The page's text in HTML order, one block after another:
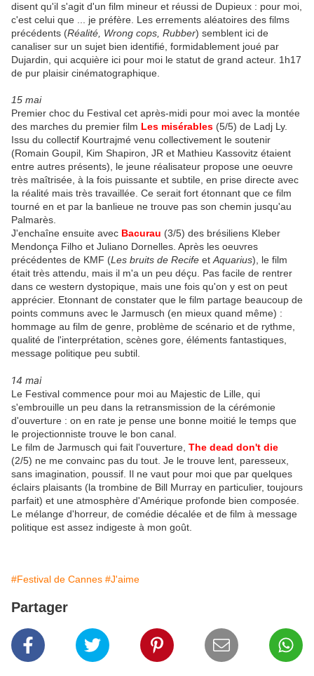
disent qu'il s'agit d'un film mineur et réussi de Dupieux : pour moi,
c'est celui que ... je préfère. Les errements aléatoires des films
précédents (Réalité, Wrong cops, Rubber) semblent ici de
canaliser sur un sujet bien identifié, formidablement joué par
Dujardin, qui acquière ici pour moi le statut de grand acteur. 1h17
de pur plaisir cinématographique.
15 mai
Premier choc du Festival cet après-midi pour moi avec la montée
des marches du premier film Les misérables (5/5) de Ladj Ly.
Issu du collectif Kourtrajmé venu collectivement le soutenir
(Romain Goupil, Kim Shapiron, JR et Mathieu Kassovitz étaient
entre autres présents), le jeune réalisateur propose une oeuvre
très maîtrisée, à la fois puissante et subtile, en prise directe avec
la réalité mais très travaillée. Ce serait fort étonnant que ce film
tourné en et par la banlieue ne trouve pas son chemin jusqu'au
Palmarès.
J'enchaîne ensuite avec Bacurau (3/5) des brésiliens Kleber
Mendonça Filho et Juliano Dornelles. Après les oeuvres
précédentes de KMF (Les bruits de Recife et Aquarius), le film
était très attendu, mais il m'a un peu déçu. Pas facile de rentrer
dans ce western dystopique, mais une fois qu'on y est on peut
apprécier. Etonnant de constater que le film partage beaucoup de
points communs avec le Jarmusch (en mieux quand même) :
hommage au film de genre, problème de scénario et de rythme,
qualité de l'interprétation, scènes gore, éléments fantastiques,
message politique peu subtil.
14 mai
Le Festival commence pour moi au Majestic de Lille, qui
s'embrouille un peu dans la retransmission de la cérémonie
d'ouverture : on en rate je pense une bonne moitié le temps que
le projectionniste trouve le bon canal.
Le film de Jarmusch qui fait l'ouverture, The dead don't die
(2/5) ne me convainc pas du tout. Je le trouve lent, paresseux,
sans imagination, poussif. Il ne vaut pour moi que par quelques
éclairs plaisants (la trombine de Bill Murray en particulier, toujours
parfait) et une atmosphère d'Amérique profonde bien composée.
Le mélange d'horreur, de comédie décalée et de film à message
politique est assez indigeste à mon goût.
#Festival de Cannes #J'aime
Partager